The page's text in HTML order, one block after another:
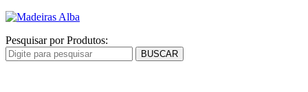
Pesquisar por Produtos: